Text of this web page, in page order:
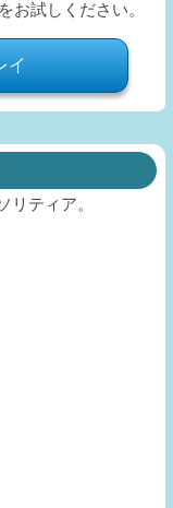
お試しください。
イ
リティア。